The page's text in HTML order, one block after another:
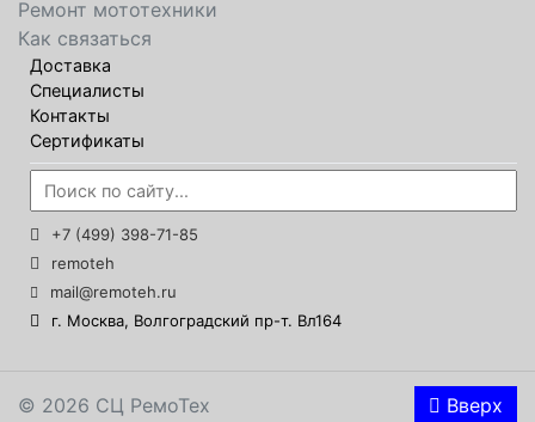
Ремонт мототехники
Как связаться
Доставка
Специалисты
Контакты
Сертификаты
+7 (499) 398-71-85
remoteh
mail@remoteh.ru
г. Москва, Волгоградский пр-т. Вл164
© 2026 СЦ РемоТех Вверх